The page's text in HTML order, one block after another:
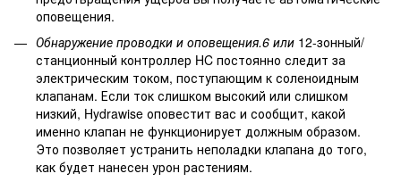
оповещения.
Обнаружение проводки и оповещения.6 или 12-зонный/
станционный контроллер HC постоянно следит за
электрическим током, поступающим к соленоидным
клапанам. Если ток слишком высокий или слишком
низкий, Hydrawise оповестит вас и сообщит, какой
именно клапан не функционирует должным образом.
Это позволяет устранить неполадки клапана до того,
как будет нанесен урон растениям.